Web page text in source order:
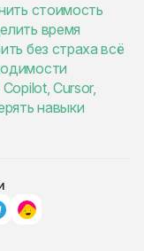
стоимость
время
без страха всё
Cursor,
навыки